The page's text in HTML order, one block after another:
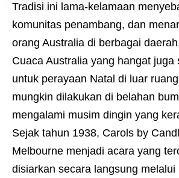
Tradisi ini lama-kelamaan
komunitas penambang, dan
orang Australia di berbagai
Cuaca Australia yang hangat juga
untuk perayaan Natal di luar
mungkin dilakukan di belahan
mengalami musim dingin yang
Sejak tahun 1938, Carols by
Melbourne menjadi acara yang
disiarkan secara langsung melalui